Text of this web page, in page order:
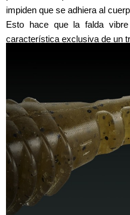
impiden que se adhiera al
Esto hace que la falda
característica exclusiva de un